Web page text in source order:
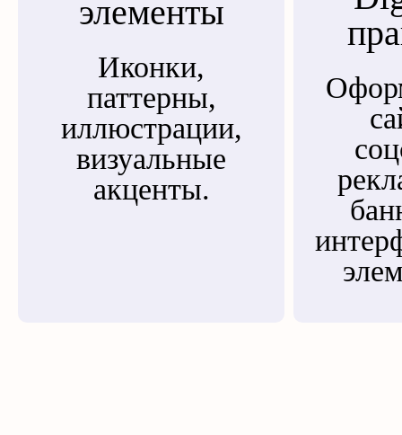
элементы
Иконки,
паттерны,
иллюстрации,
визуальные
акценты.